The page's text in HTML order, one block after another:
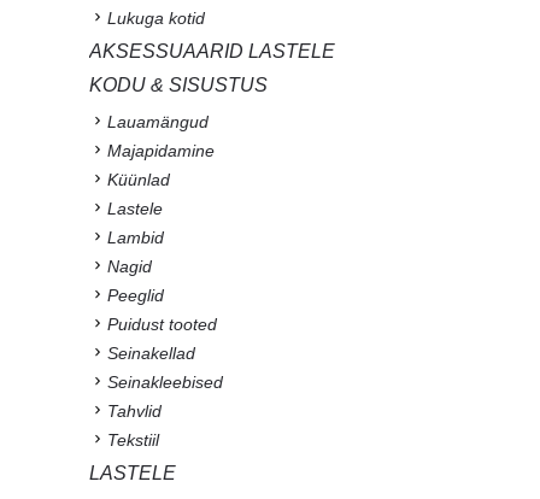
Lukuga kotid
AKSESSUAARID LASTELE
KODU & SISUSTUS
Lauamängud
Majapidamine
Küünlad
Lastele
Lambid
Nagid
Peeglid
Puidust tooted
Seinakellad
Seinakleebised
Tahvlid
Tekstiil
LASTELE